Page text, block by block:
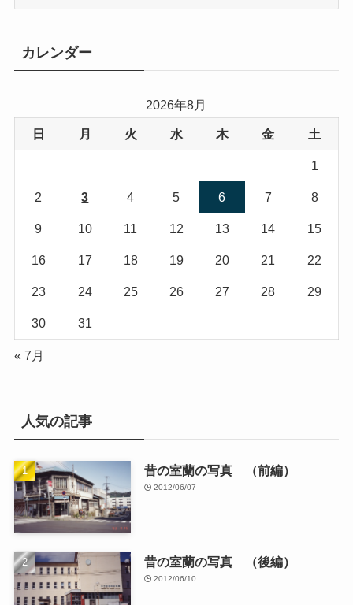
ー
カレンダー
2026年8月
日 月 火 水 木 金 土
1
2 3 4 5 6 7 8
9 10 11 12 13 14 15
16 17 18 19 20 21 22
23 24 25 26 27 28 29
30 31
« 7月
人気の記事
昔の室蘭の写真 （前編）
2012/06/07
昔の室蘭の写真 （後編）
2012/06/10